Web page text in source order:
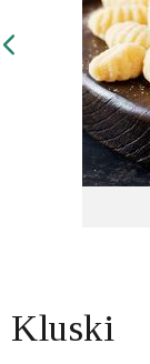
Kluski